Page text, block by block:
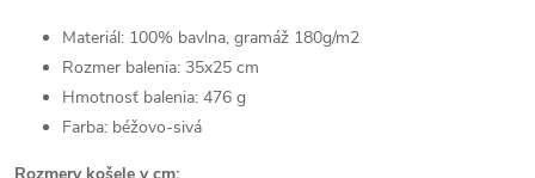
Materiál: 100% bavlna, gramáž 180g/m2
Rozmer balenia: 35x25 cm
Hmotnosť balenia: 476 g
Farba: béžovo-sivá
Rozmery košele v cm: